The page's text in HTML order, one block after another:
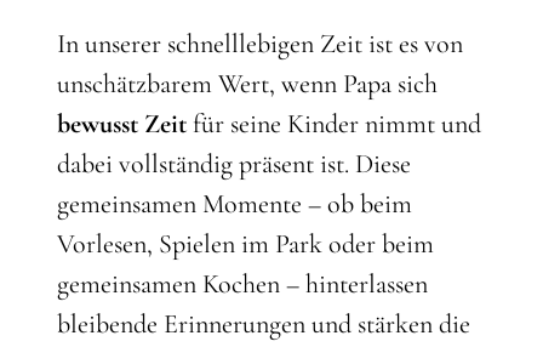
In unserer schnelllebigen Zeit ist es von
unschätzbarem Wert, wenn Papa sich
bewusst Zeit für seine Kinder nimmt und
dabei vollständig präsent ist. Diese
gemeinsamen Momente – ob beim
Vorlesen, Spielen im Park oder beim
gemeinsamen Kochen – hinterlassen
bleibende Erinnerungen und stärken die